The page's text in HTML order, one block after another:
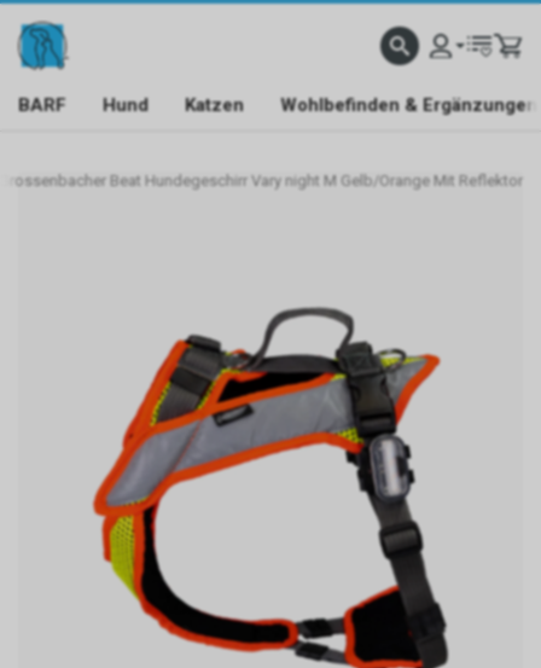
BARF Hund Katzen Wohlbefinden & Ergänzungen
Grossenbacher Beat Hundegeschirr Vary night M Gelb/Orange Mit Reflektor